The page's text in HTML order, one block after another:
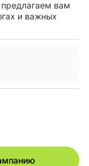
вам
и важных